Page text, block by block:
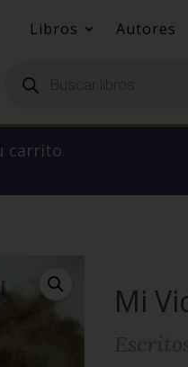
Libros Autores
productos
carrito.
Mi